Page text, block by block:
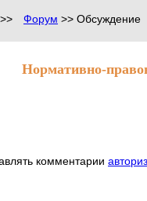
>> Форум >> Обсуждение
Нормативно-
комментарии